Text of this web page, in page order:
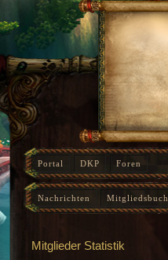
Portal DKP Foren
Nachrichten Mitgliedsbuch
Mitglieder Statistik